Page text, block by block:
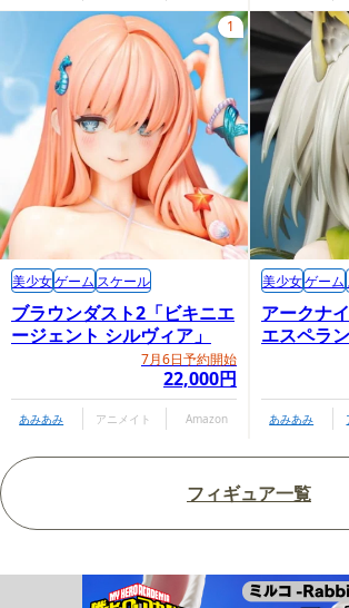
ブラウンダスト2「ビキニエ
ージェント シルヴィア」
7月6日予約開始
22,000円
1
美少女ゲーム スケール
あみあみ アニメイト Amazon
アークナ
エスペラン
美少女ゲーム
あみあみ
フィギュア一覧